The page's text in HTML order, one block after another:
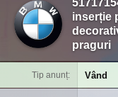
inserție
praguri
Tip anunț Vând